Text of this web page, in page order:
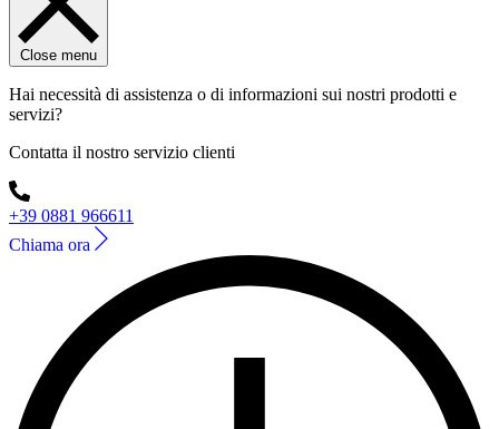
Close menu
Hai necessità di assistenza o di informazioni sui nostri prodotti e
servizi?
Contatta il nostro servizio clienti
+39 0881 966611
Chiama ora